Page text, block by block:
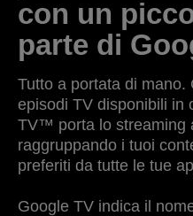
con un
parte di
Tutto a portata di mano.
episodi TV disponibili in
TV™ porta lo streaming
raggruppando i tuoi
preferiti da tutte le tue
Google TV indica il